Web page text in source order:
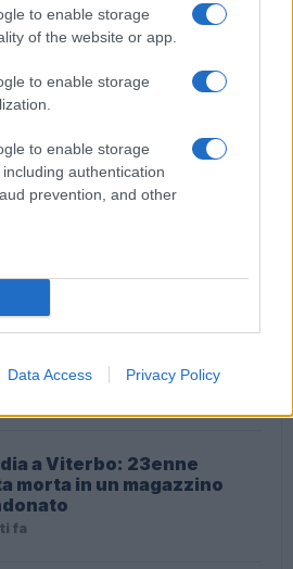
to enable storage
of the website or app.
to enable storage
to enable storage
authentication
prevention, and other
Data Access Privacy Policy
– Incidente stradale sulla
chi risponderà per
a Viterbo: 23enne
morta in un magazzino
fa